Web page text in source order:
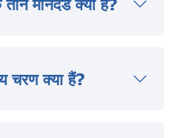
मानदंड क्या हैं?
चरण क्या हैं?